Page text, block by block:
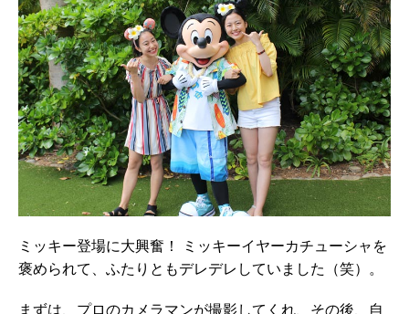
ミッキー登場に大興奮！ ミッキーイヤーカチューシャを
褒められて、ふたりともデレデレしていました（笑）。
まずは、プロのカメラマンが撮影してくれ、その後、自